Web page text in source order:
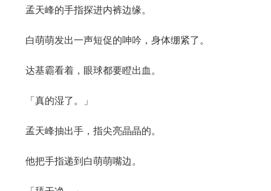
孟天峰的手指探进内裤边缘。
白萌萌发出一声短促的呻吟，身体绷紧了。
达基霸看着，眼球都要瞪出血。
「真的湿了。」
孟天峰抽出手，指尖亮晶晶的。
他把手指递到白萌萌嘴边。